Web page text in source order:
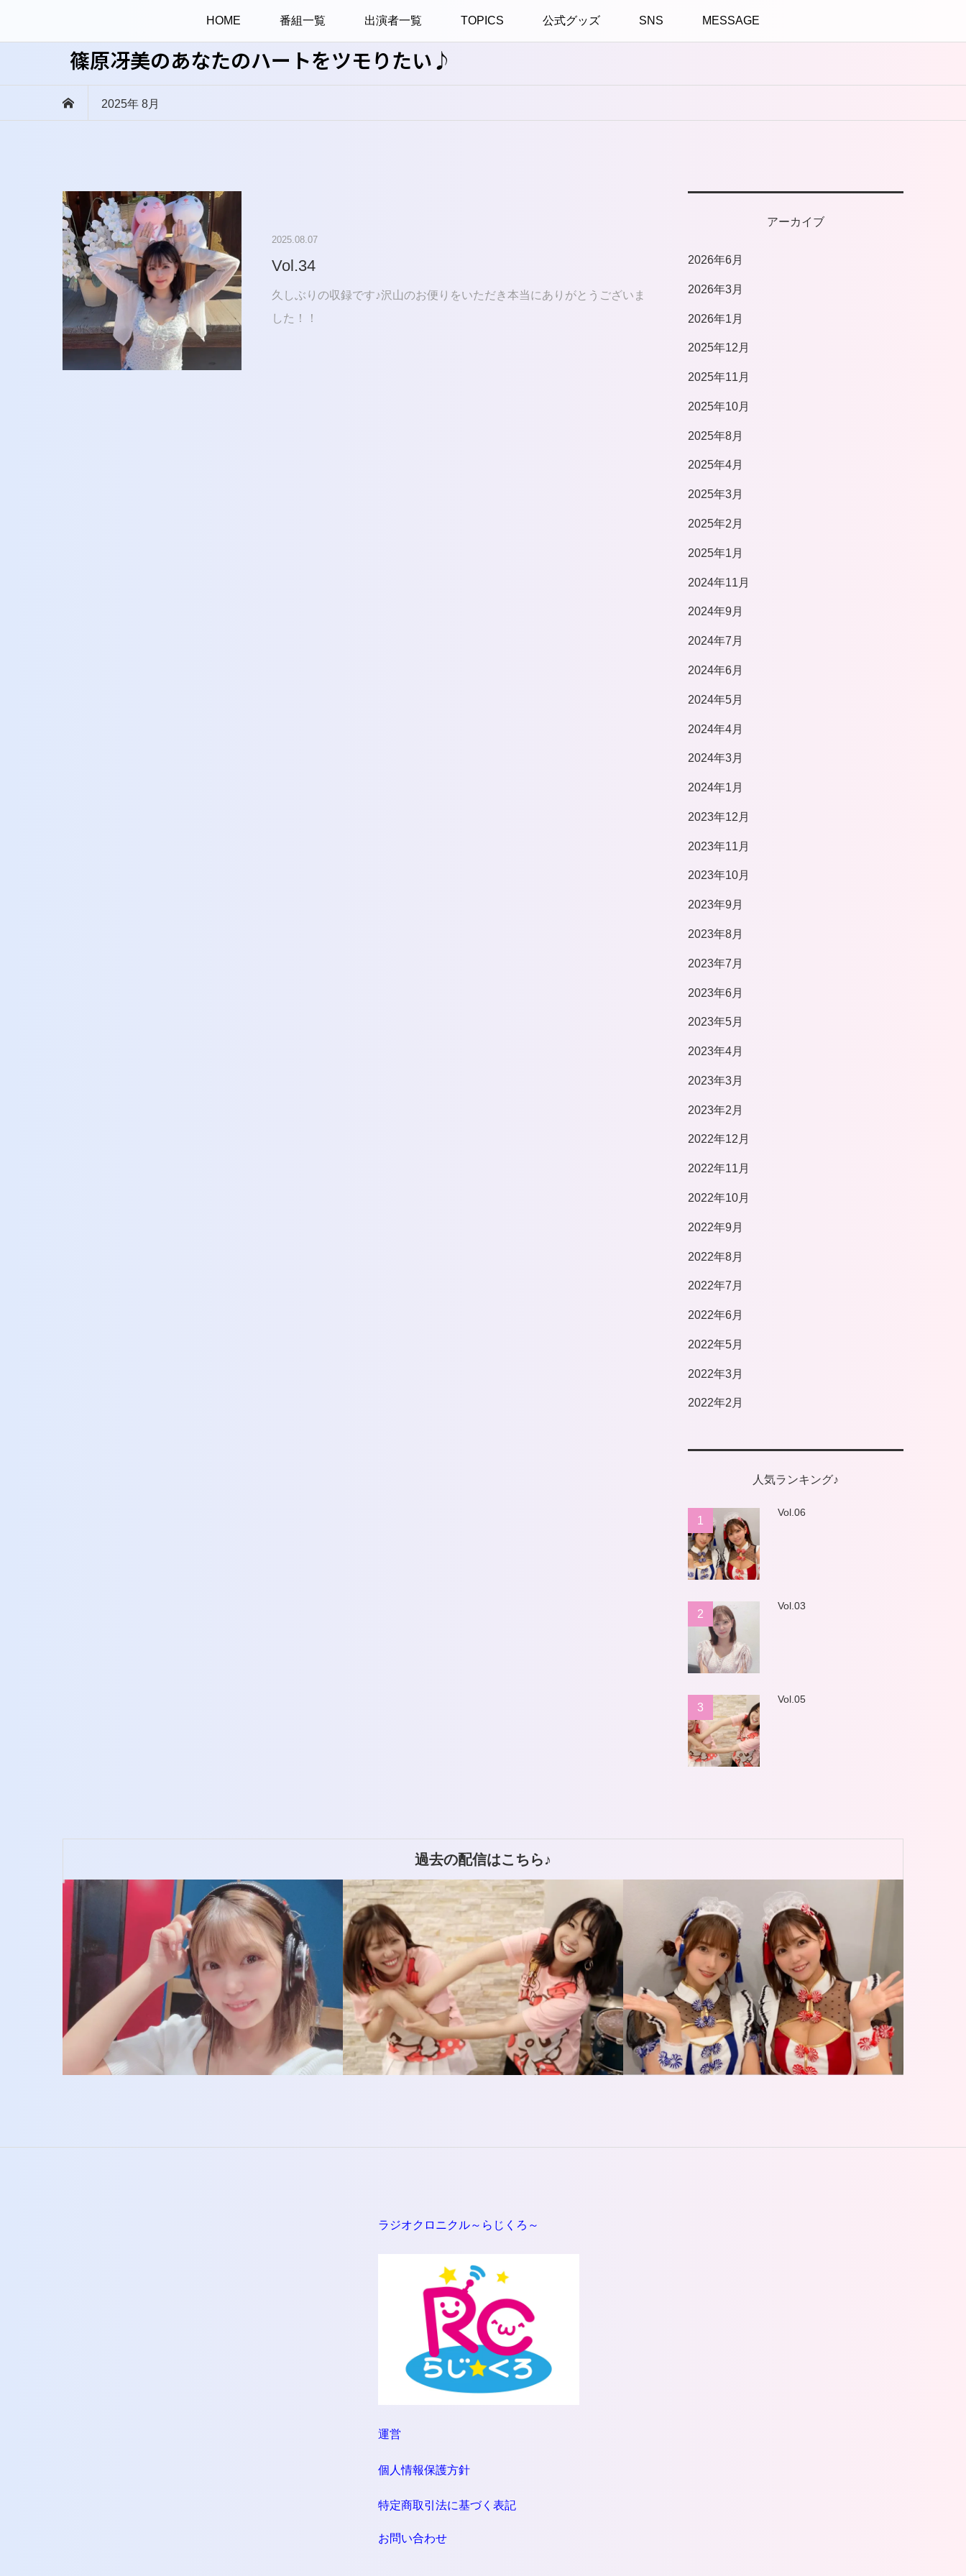
HOME 番組一覧 出演者一覧 TOPICS 公式グッズ SNS MESSAGE
篠原冴美のあなたのハートをツモりたい♪
2025年 8月
2025.08.07
Vol.34
久しぶりの収録です♪沢山のお便りをいただき本当にありがとうございま
した！！
アーカイブ
2026年6月
2026年3月
2026年1月
2025年12月
2025年11月
2025年10月
2025年8月
2025年4月
2025年3月
2025年2月
2025年1月
2024年11月
2024年9月
2024年7月
2024年6月
2024年5月
2024年4月
2024年3月
2024年1月
2023年12月
2023年11月
2023年10月
2023年9月
2023年8月
2023年7月
2023年6月
2023年5月
2023年4月
2023年3月
2023年2月
2022年12月
2022年11月
2022年10月
2022年9月
2022年8月
2022年7月
2022年6月
2022年5月
2022年3月
2022年2月
人気ランキング♪
1
Vol.06
2
Vol.03
3
Vol.05
過去の配信はこちら♪
ラジオクロニクル～らじくろ～
運営
個人情報保護方針
特定商取引法に基づく表記
お問い合わせ